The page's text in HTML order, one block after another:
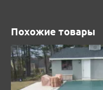
Похожие товары